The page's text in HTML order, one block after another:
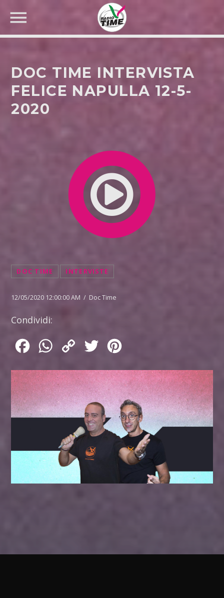
CERCA NEL SITO WEB:
DOC TIME INTERVISTA
FELICE NAPULLA 12-5-
2020
DOC TIME INTERVISTE
12/05/2020 12:00:00 AM / Doc Time
Condividi:
FacebookWhatsApp
Copy
Twitter